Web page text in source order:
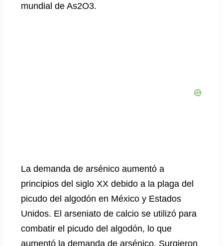
mundial de As2O3.
La demanda de arsénico aumentó a
principios del siglo XX debido a la plaga del
picudo del algodón en México y Estados
Unidos. El arseniato de calcio se utilizó para
combatir el picudo del algodón, lo que
aumentó la demanda de arsénico. Surgieron